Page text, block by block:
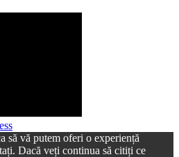
să vă putem oferi o experiență
Dacă veți continua să citiți ce